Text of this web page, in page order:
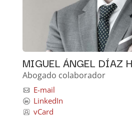
MIGUEL ÁNGEL DÍAZ
Abogado colaborador
E-mail
LinkedIn
vCard